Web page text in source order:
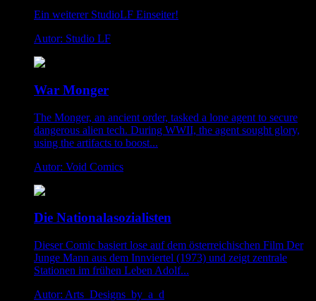
Ein weiterer StudioLF Einseiter!
Autor: Studio LF
War Monger
The Monger, an ancient order, tasked a lone agent to secure
dangerous alien tech. During WWII, the agent sought glory,
using the artifacts to boost...
Autor: Void Comics
Die Nationalasozialisten
Dieser Comic basiert lose auf dem österreichischen Film Der
Junge Mann aus dem Innviertel (1973) und zeigt zentrale
Stationen im frühen Leben Adolf...
Autor: Arts_Designs_by_a_d